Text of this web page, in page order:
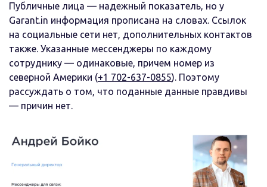
Публичные лица — надежный показатель, но у
Garant.in информация прописана на словах. Ссылок
на социальные сети нет, дополнительных контактов
также. Указанные мессенджеры по каждому
сотруднику — одинаковые, причем номер из
северной Америки (+1 702-637-0855). Поэтому
рассуждать о том, что поданные данные правдивы
— причин нет.